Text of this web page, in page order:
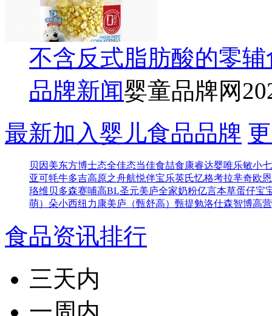
不含反式脂肪酸的零
品牌新闻婴童品牌网
最新加入婴儿食品品牌
贝因美东方博士态全佳态当佳食喆食康睿达婴唯乐敏小七
亚可牦牛多吉高原之舟航悦伴宝乐英氏忆格考拉芈奇欧
珞维贝多森赛哺高BL圣元美庐全家奶粉亿言本草蛋仔宝
萌） 朵小西纽力康美庐（甄舒高） 甄提勉洛仕森智博高
食品资讯排行
三天内